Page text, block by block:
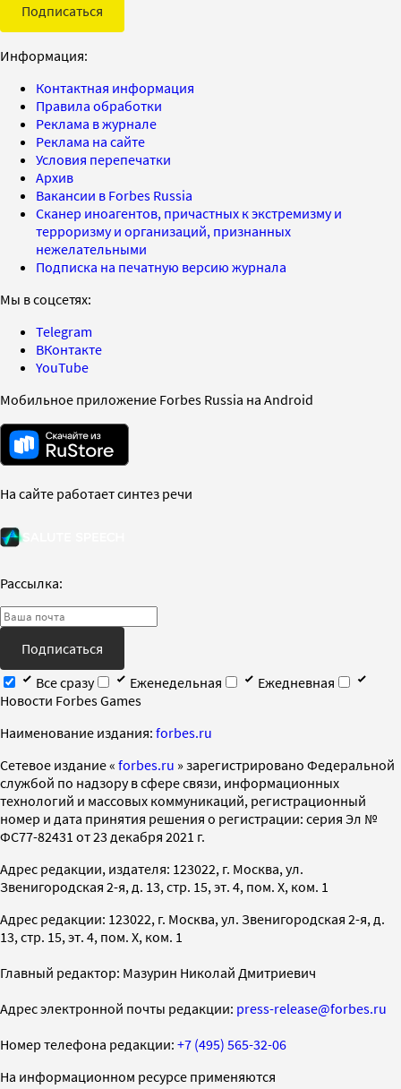
Подписаться
Информация:
Контактная информация
Правила обработки
Реклама в журнале
Реклама на сайте
Условия перепечатки
Архив
Вакансии в Forbes Russia
Сканер иноагентов, причастных к экстремизму и
терроризму и организаций, признанных
нежелательными
Подписка на печатную версию журнала
Мы в соцсетях:
Telegram
ВКонтакте
YouTube
Мобильное приложение Forbes Russia на Android
На сайте работает синтез речи
Рассылка:
Подписаться
Все сразу
Еженедельная
Ежедневная
Новости Forbes Games
Наименование издания: forbes.ru
Cетевое издание « forbes.ru » зарегистрировано Федеральной
службой по надзору в сфере связи, информационных
технологий и массовых коммуникаций, регистрационный
номер и дата принятия решения о регистрации: серия Эл №
ФС77-82431 от 23 декабря 2021 г.
Адрес редакции, издателя: 123022, г. Москва, ул.
Звенигородская 2-я, д. 13, стр. 15, эт. 4, пом. X, ком. 1
Адрес редакции: 123022, г. Москва, ул. Звенигородская 2-я, д.
13, стр. 15, эт. 4, пом. X, ком. 1
Главный редактор: Мазурин Николай Дмитриевич
Адрес электронной почты редакции: press-release@forbes.ru
Номер телефона редакции: +7 (495) 565-32-06
На информационном ресурсе применяются